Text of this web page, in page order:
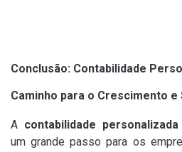
Conclusão: Contabilidade
Caminho para o Crescimento e
A contabilidade
um grande passo para os